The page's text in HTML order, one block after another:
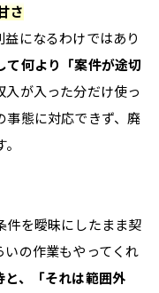
さ
になるわけではあり
て何より「案件が途切
入が入った分だけ使っ
事態に対応できず、廃
件を曖昧にしたまま契
の作業もやってくれ
と、「それは範囲外